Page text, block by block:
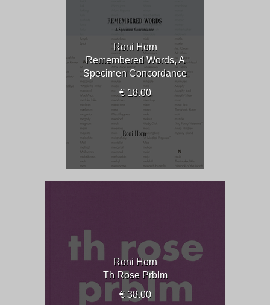
Roni Horn
Remembered Words, A
Specimen Concordance
€ 18.00
Roni Horn
Th Rose Prblm
€ 38.00